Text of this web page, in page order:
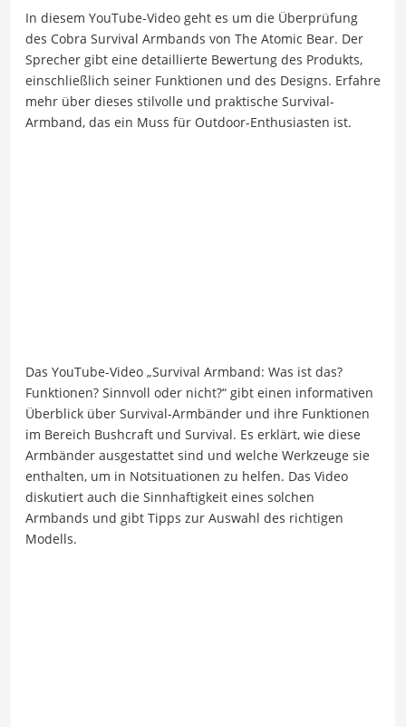
In diesem YouTube-Video geht es um die Überprüfung
des Cobra Survival Armbands von The Atomic Bear. Der
Sprecher gibt eine detaillierte Bewertung des Produkts,
einschließlich seiner Funktionen und des Designs. Erfahre
mehr über dieses stilvolle und praktische Survival-
Armband, das ein Muss für Outdoor-Enthusiasten ist.
Das YouTube-Video „Survival Armband: Was ist das?
Funktionen? Sinnvoll oder nicht?“ gibt einen informativen
Überblick über Survival-Armbänder und ihre Funktionen
im Bereich Bushcraft und Survival. Es erklärt, wie diese
Armbänder ausgestattet sind und welche Werkzeuge sie
enthalten, um in Notsituationen zu helfen. Das Video
diskutiert auch die Sinnhaftigkeit eines solchen
Armbands und gibt Tipps zur Auswahl des richtigen
Modells.